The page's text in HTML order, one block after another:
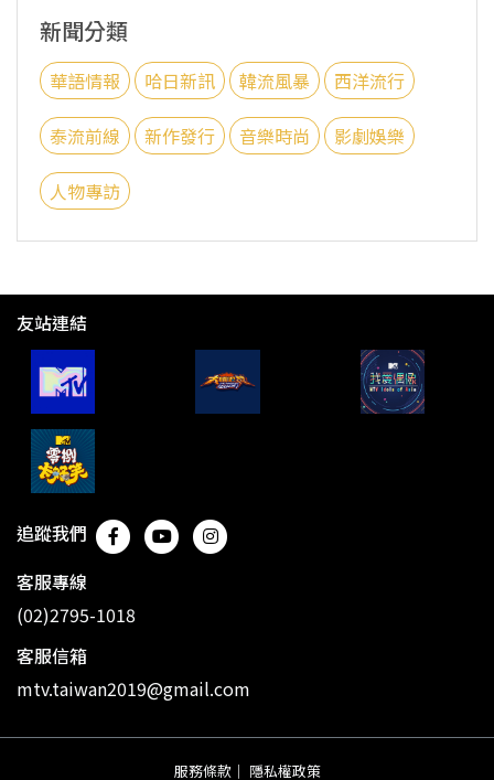
新聞分類
華語情報 哈日新訊 韓流風暴 西洋流行
泰流前線 新作發行 音樂時尚 影劇娛樂
人物專訪
友站連結
追蹤我們
客服專線
(02)2795-1018
客服信箱
mtv.taiwan2019@gmail.com
服務條款 ｜ 隱私權政策